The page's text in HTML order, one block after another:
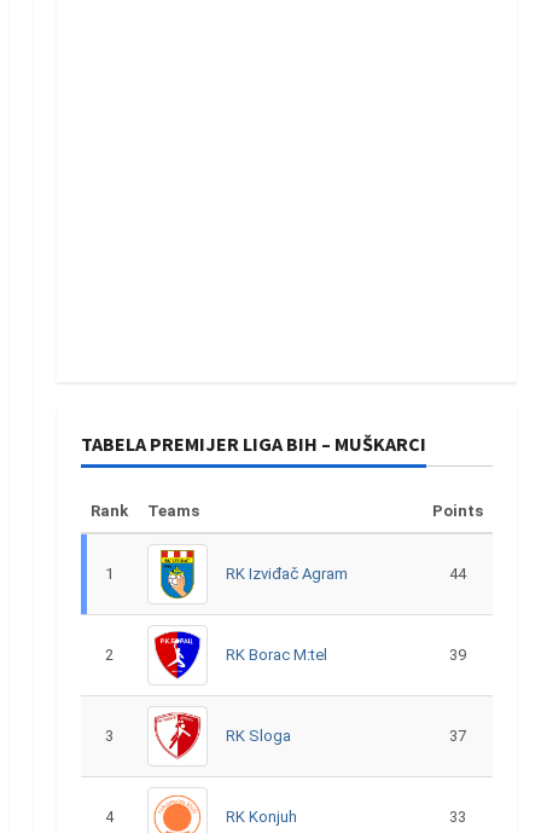
TABELA PREMIJER LIGA BIH – MUŠKARCI
Rank Teams Points
1 RK Izviđač Agram 44
2 RK Borac M:tel 39
3 RK Sloga 37
4 RK Konjuh 33